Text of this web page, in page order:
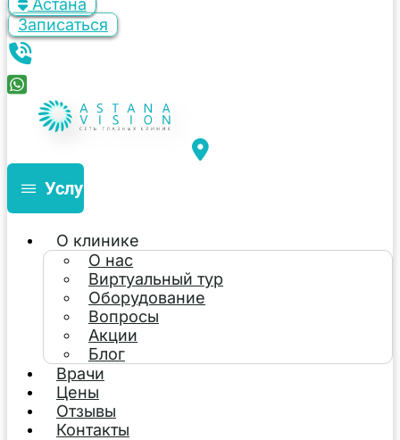
Астана
Записаться
Услуги
О клинике
О нас
Виртуальный тур
Оборудование
Вопросы
Акции
Блог
Врачи
Цены
Отзывы
Контакты